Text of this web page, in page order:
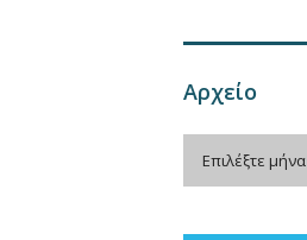
Αρχείο
Επιλέξτε μήνα